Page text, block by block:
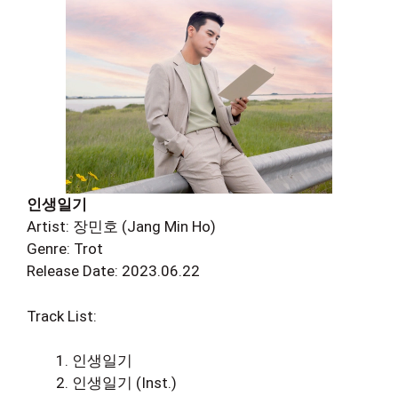
인생일기
Artist: 장민호 (Jang Min Ho)
Genre: Trot
Release Date: 2023.06.22
Track List:
인생일기
인생일기 (Inst.)